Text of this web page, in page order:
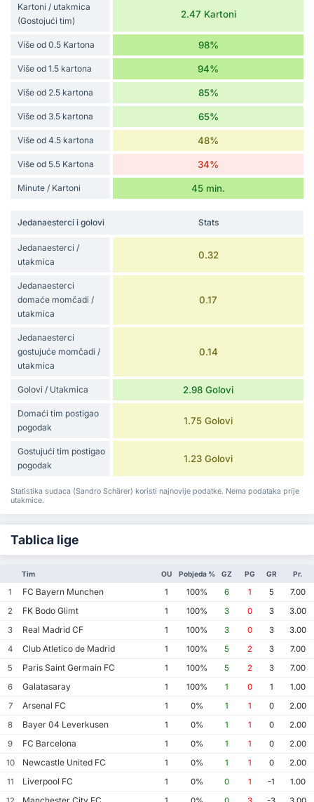
Kartoni / utakmica
(Gostojući tim)
2.47 Kartoni
Više od 0.5 Kartona 98%
Više od 1.5 kartona 94%
Više od 2.5 kartona 85%
Više od 3.5 kartona 65%
Više od 4.5 kartona 48%
Više od 5.5 Kartona 34%
Minute / Kartoni 45 min.
Jedanaesterci i golovi Stats
Jedanaesterci /
utakmica
0.32
Jedanaesterci
domaće momčadi /
utakmica
0.17
Jedanaesterci
gostujuće momčadi /
utakmica
0.14
Golovi / Utakmica 2.98 Golovi
Domaći tim postigao
pogodak
1.75 Golovi
Gostujući tim postigao
pogodak
1.23 Golovi
Statistika sudaca (Sandro Schärer) koristi najnovije podatke. Nema podataka prije
utakmice.
Tablica lige
Tim OU Pobjeda % GZ PG GR Pr.
1 FC Bayern Munchen 1 100% 6 1 5
7.00
2
FK Bodo Glimt 1 100% 3 0 3
3.00
3
Real Madrid CF 1 100% 3 0 3
3.00
4
Club Atletico de Madrid 1 100% 5 2 3
7.00
5
Paris Saint Germain FC 1 100% 5 2 3
7.00
6
Galatasaray 1 100% 1 0 1
1.00
7
Arsenal FC 1 0% 1 1 0
2.00
8
Bayer 04 Leverkusen 1 0% 1 1 0
2.00
9
FC Barcelona 1 0% 1 1 0
2.00
10
Newcastle United FC 1 0% 1 1 0
2.00
11
Liverpool FC 1 0% 0 1 -1
1.00